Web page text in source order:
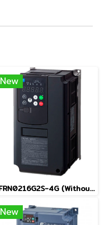
New
FRN0216G2S-4G (Without Keypad)
New